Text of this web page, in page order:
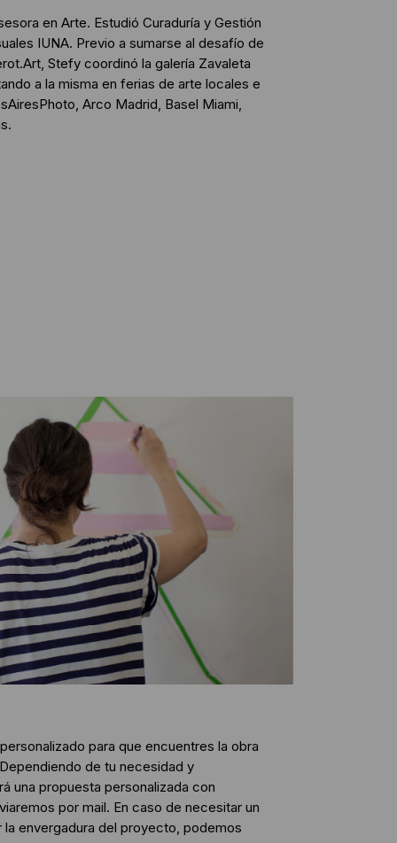
en Arte. Estudió Curaduría y Gestión
IUNA. Previo a sumarse al desafío de
Stefy coordinó la galería Zavaleta
a la misma en ferias de arte locales e
Arco Madrid, Basel Miami,
para que encuentres la obra
de tu necesidad y
una propuesta personalizada con
por mail. En caso de necesitar un
envergadura del proyecto, podemos